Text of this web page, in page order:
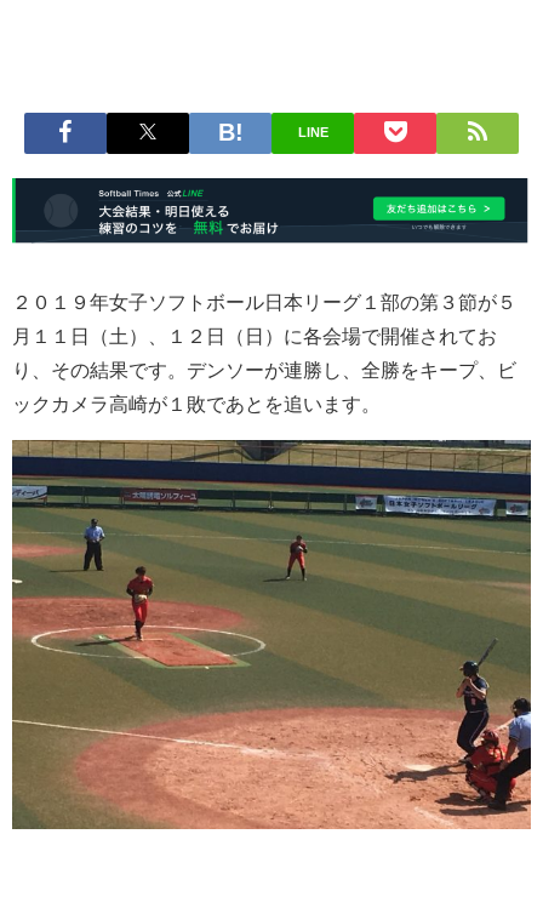
LINE
２０１９年女子ソフトボール日本リーグ１部の第３節が５
月１１日（土）、１２日（日）に各会場で開催されてお
り、その結果です。デンソーが連勝し、全勝をキープ、ビ
ックカメラ高崎が１敗であとを追います。